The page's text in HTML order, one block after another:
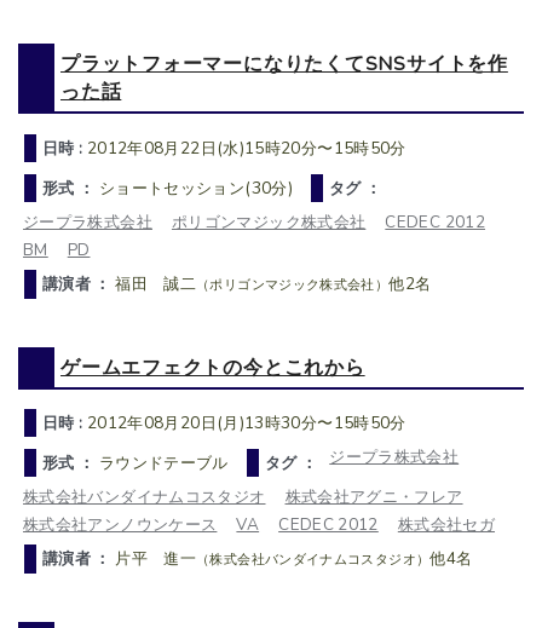
プラットフォーマーになりたくてSNSサイトを作
った話
日時 : 2012年08月22日(水)15時20分〜15時50分
形式 ： ショートセッション(30分)
タグ ：
ジープラ株式会社
ポリゴンマジック株式会社
CEDEC 2012
BM
PD
講演者 ：福田 誠二 （ポリゴンマジック株式会社）他2名
ゲームエフェクトの今とこれから
日時 : 2012年08月20日(月)13時30分〜15時50分
形式 ： ラウンドテーブル タグ ：
ジープラ株式会社
株式会社バンダイナムコスタジオ
株式会社アグニ・フレア
株式会社アンノウンケース
VA CEDEC 2012
株式会社セガ
講演者 ：片平 進一 （株式会社バンダイナムコスタジオ）他4名